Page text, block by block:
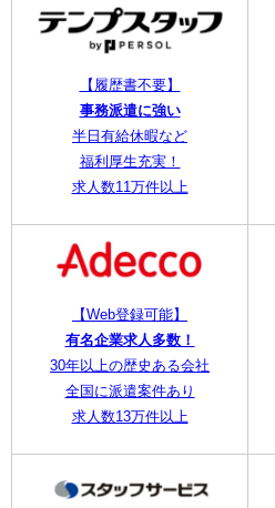
【履歴書不要】
事務派遣に強い
半日有給休暇など
福利厚生充実！
求人数11万件以上
【Web登録可能】
有名企業求人多数！
30年以上の歴史ある会社
全国に派遣案件あり
求人数13万件以上